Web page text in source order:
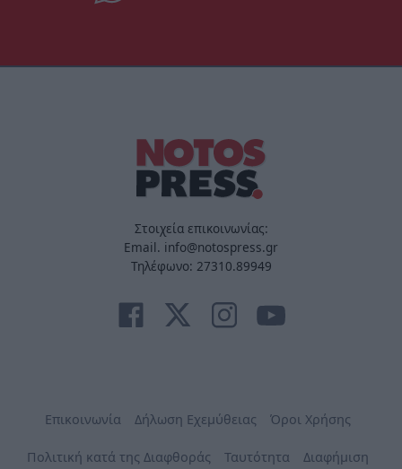
Στοιχεία επικοινωνίας:
Email. info@notospress.gr
Τηλέφωνο: 27310.89949
Επικοινωνία Δήλωση Εχεμύθειας Όροι Χρήσης
Πολιτική κατά της Διαφθοράς Ταυτότητα Διαφήμιση